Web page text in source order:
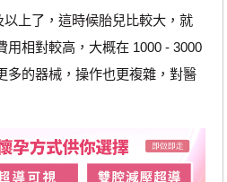
上了，這時候胎兒比較大，就
用相對較高，大概在 1000 - 3000
多的器械，操作也更複雜，對醫